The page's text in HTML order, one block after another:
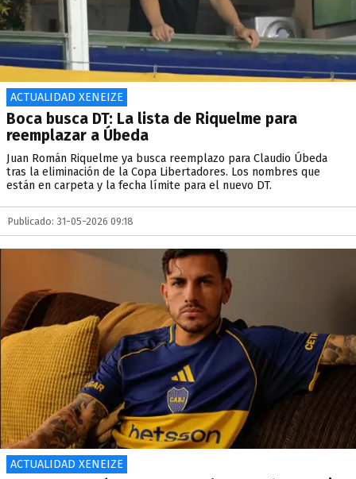
ACTUALIDAD XENEIZE
Boca busca DT: La lista de Riquelme para
reemplazar a Úbeda
Juan Román Riquelme ya busca reemplazo para Claudio Úbeda
tras la eliminación de la Copa Libertadores. Los nombres que
están en carpeta y la fecha límite para el nuevo DT.
Publicado: 31-05-2026 09:18
ACTUALIDAD XENEIZE